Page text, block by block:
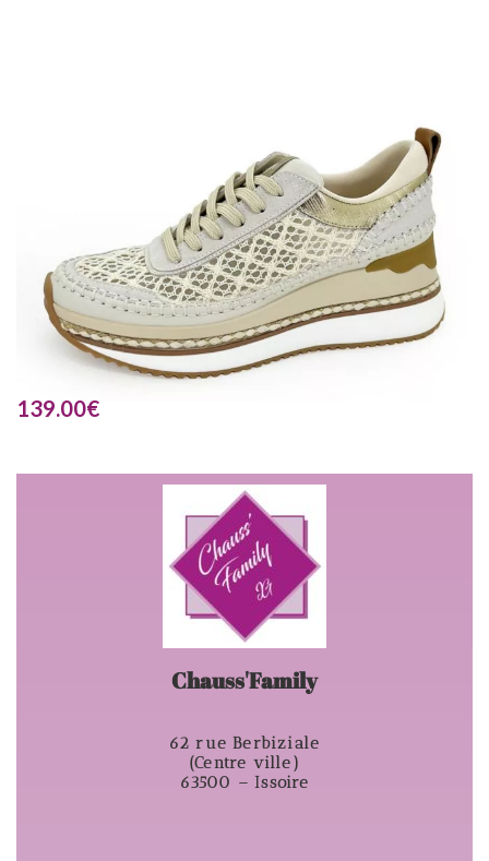
139.00€
Chauss'Family
62 rue Berbiziale
(Centre ville)
63500 – Issoire